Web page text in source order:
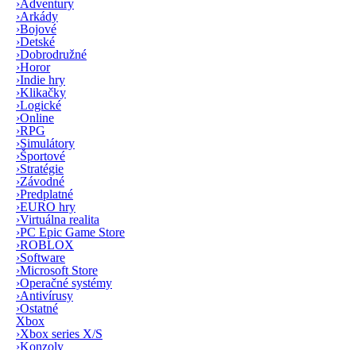
›Adventury
›Arkády
›Bojové
›Detské
›Dobrodružné
›Horor
›Indie hry
›Klikačky
›Logické
›Online
›RPG
›Simulátory
›Športové
›Stratégie
›Závodné
›Predplatné
›EURO hry
›Virtuálna realita
›PC Epic Game Store
›ROBLOX
›Software
›Microsoft Store
›Operačné systémy
›Antivírusy
›Ostatné
Xbox
›Xbox series X/S
›Konzoly